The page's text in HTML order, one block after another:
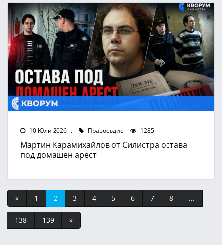
10 Юли 2026 г. Правосъдие 1285
Мартин Карамихайлов от Силистра остава
под домашен арест
« 1 2 3 4 5 6 7 8 ...
138 139 »